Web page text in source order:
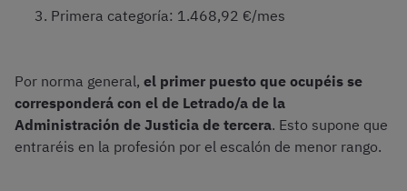
Primera categoría: 1.468,92 €/mes
Por norma general, el primer puesto que ocupéis se
corresponderá con el de Letrado/a de la
Administración de Justicia de tercera. Esto supone que
entraréis en la profesión por el escalón de menor rango.